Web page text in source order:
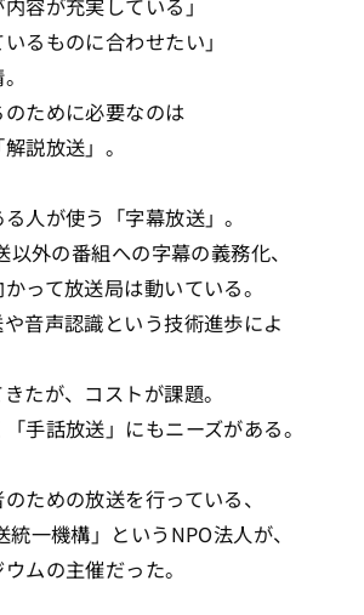
内容が充実している」
いるものに合わせたい」
ために必要なのは
説放送」。
人が使う「字幕放送」。
外の番組への字幕の義務化、
って放送局は動いている。
音声認識という技術進歩によ
たが、コストが課題。
手話放送」にもニーズがある。
ための放送を行っている、
統一機構」というNPO法人が、
ムの主催だった。